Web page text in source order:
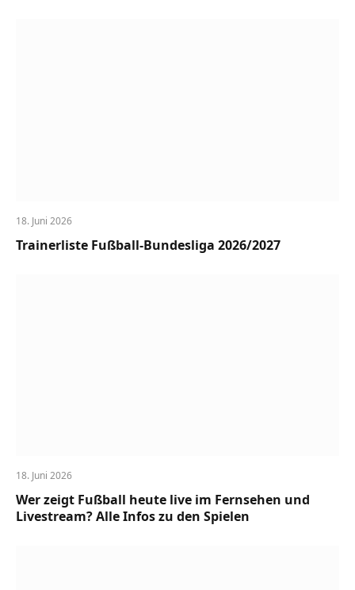
18. Juni 2026
Trainerliste Fußball-Bundesliga 2026/2027
18. Juni 2026
Wer zeigt Fußball heute live im Fernsehen und
Livestream? Alle Infos zu den Spielen